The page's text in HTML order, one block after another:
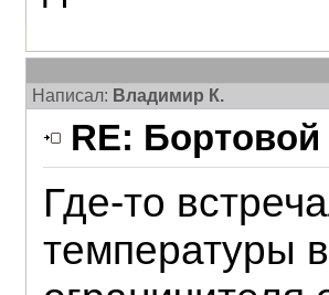
Написал: Владимир К.
RE:
Где-то
температуры